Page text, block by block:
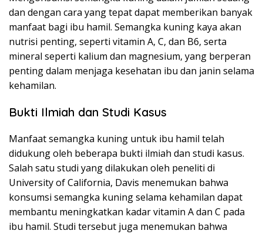
dan dengan cara yang tepat dapat memberikan banyak
manfaat bagi ibu hamil. Semangka kuning kaya akan
nutrisi penting, seperti vitamin A, C, dan B6, serta
mineral seperti kalium dan magnesium, yang berperan
penting dalam menjaga kesehatan ibu dan janin selama
kehamilan.
Bukti Ilmiah dan Studi Kasus
Manfaat semangka kuning untuk ibu hamil telah
didukung oleh beberapa bukti ilmiah dan studi kasus.
Salah satu studi yang dilakukan oleh peneliti di
University of California, Davis menemukan bahwa
konsumsi semangka kuning selama kehamilan dapat
membantu meningkatkan kadar vitamin A dan C pada
ibu hamil. Studi tersebut juga menemukan bahwa